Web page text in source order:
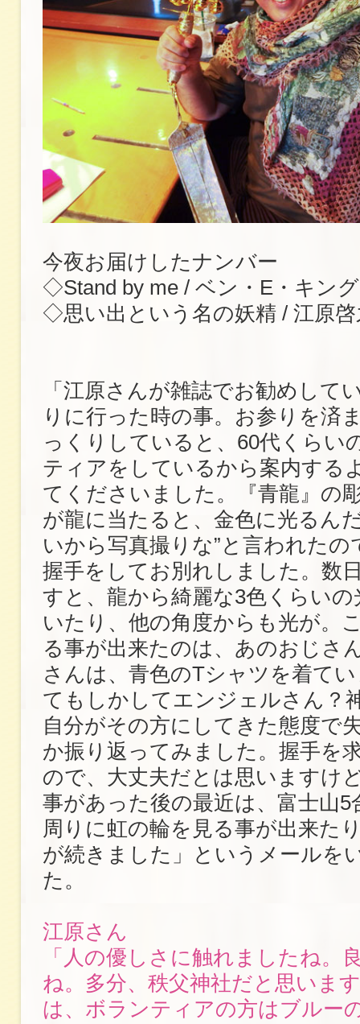
今夜お届けしたナンバー
◇Stand by me / ベン・E
◇思い出という名の妖精 / 江原啓
「江原さんが雑誌でお勧めして
りに行った時の事。お参りを済
っくりしていると、60代くらい
ティアをしているから案内する
てくださいました。『青龍』の
が龍に当たると、金色に光るん
いから写真撮りな”と言われたの
握手をしてお別れしました。数
すと、龍から綺麗な3色くらい
いたり、他の角度からも光が。
る事が出来たのは、あのおじさ
さんは、青色のTシャツを着て
てもしかしてエンジェルさん？
自分がその方にしてきた態度で
か振り返ってみました。握手を
ので、大丈夫だとは思いますけ
事があった後の最近は、富士山5
周りに虹の輪を見る事が出来た
が続きました」というメールを
た。
江原さん
「人の優しさに触れましたね。
ね。多分、秩父神社だと思いま
は、ボランティアの方はブルー